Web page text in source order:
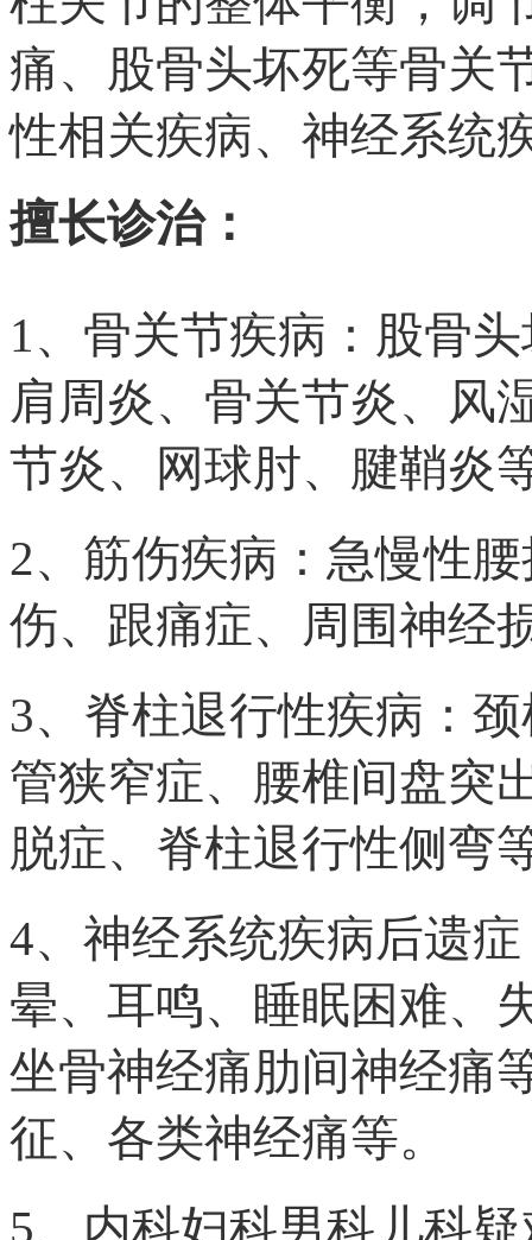
痛、股骨头坏死等骨关
性相关疾病、神经系统
擅长诊治：
1、骨关节疾病：股骨
肩周炎、骨关节炎、风
节炎、网球肘、腱鞘炎
2、筋伤疾病：急慢性
伤、跟痛症、周围神经
3、脊柱退行性疾病：
管狭窄症、腰椎间盘突
脱症、脊柱退行性侧弯
4、神经系统疾病后遗
晕、耳鸣、睡眠困难、
坐骨神经痛肋间神经痛
征、各类神经痛等。
5、内科妇科男科儿科